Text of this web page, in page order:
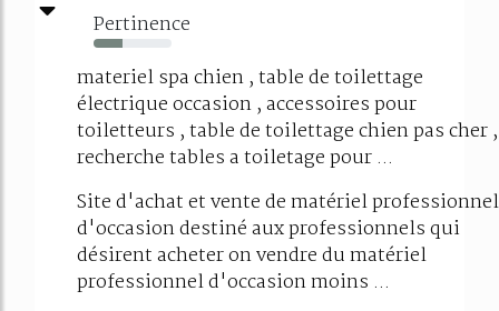
Pertinence
37%
materiel spa chien , table de toilettage
électrique occasion , accessoires pour
toiletteurs , table de toilettage chien pas cher ,
recherche tables a toiletage pour ...
Site d'achat et vente de matériel professionnel
d'occasion destiné aux professionnels qui
désirent acheter on vendre du matériel
professionnel d'occasion moins ...